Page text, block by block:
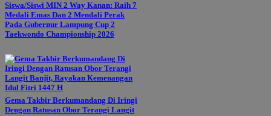
Siswa/Siswi MIN 2 Way Kanan: Raih 7
Medali Emas Dan 2 Mendali Perak
Pada Gubernur Lampung Cup 2
Taekwondo Championship 2026
Gema Takbir Berkumandang Di Iringi
Dengan Ratusan Obor Terangi Langit